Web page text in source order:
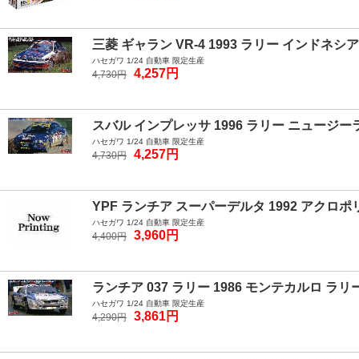
三菱 ギャラン VR-4 1993 ラリー インドネシア
ハセガワ 1/24 自動車 限定生産
4,730円 4,257円
スバル インプレッサ 1996 ラリー ニュージー
ハセガワ 1/24 自動車 限定生産
4,730円 4,257円
YPF ランチア スーパーデルタ 1992 アクロポ
ハセガワ 1/24 自動車 限定生産
4,400円 3,960円
ランチア 037 ラリー 1986 モンテカルロ ラリ
ハセガワ 1/24 自動車 限定生産
4,290円 3,861円